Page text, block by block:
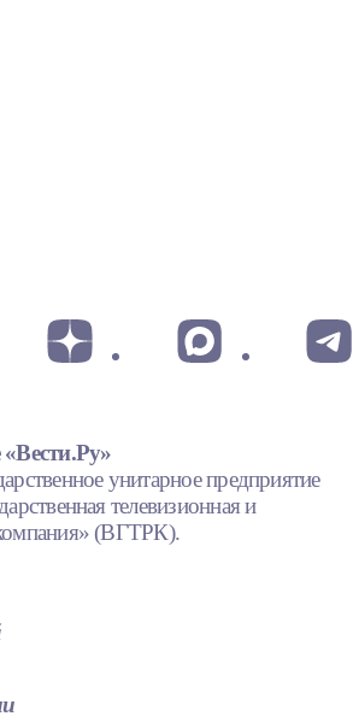
унитарное предприятие
телевизионная и
(ВГТРК).